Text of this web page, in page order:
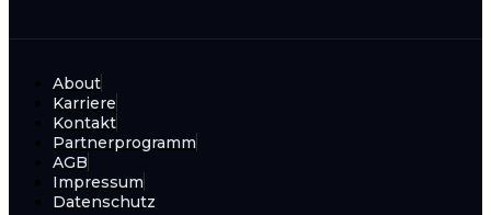
About
Karriere
Kontakt
Partnerprogramm
AGB
Impressum
Datenschutz